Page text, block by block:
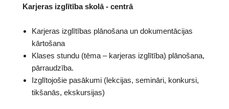
Karjeras izglītība skolā - centrā
Karjeras izglītības plānošana un dokumentācijas
kārtošana
Klases stundu (tēma – karjeras izglītība) plānošana,
pārraudzība.
Izglītojošie pasākumi (lekcijas, semināri, konkursi,
tikšanās, ekskursijas)